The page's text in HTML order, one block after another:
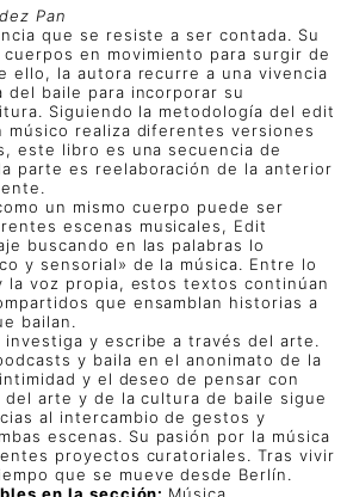
Pan
que se resiste a ser contada. Su
en movimiento para surgir de
ello, la autora recurre a una vivencia
del baile para incorporar su
Siguiendo la metodología del edit
músico realiza diferentes versiones
este libro es una secuencia de
parte es reelaboración de la anterior
un mismo cuerpo puede ser
escenas musicales, Edit
buscando en las palabras lo
y sensorial» de la música. Entre lo
la voz propia, estos textos continúan
que ensamblan historias a
bailan.
investiga y escribe a través del arte.
y baila en el anonimato de la
y el deseo de pensar con
arte y de la cultura de baile sigue
al intercambio de gestos y
escenas. Su pasión por la música
proyectos curatoriales. Tras vivir
que se mueve desde Berlín.
en la sección: Música